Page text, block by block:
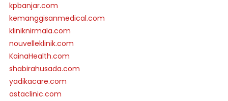
kpbanjar.com
kemanggisanmedical.com
kliniknirmala.com
nouvelleklinik.com
KainaHealth.com
shabirahusada.com
yadikacare.com
astaclinic.com